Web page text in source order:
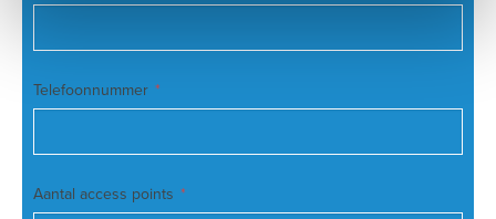
Telefoonnummer
Aantal access points